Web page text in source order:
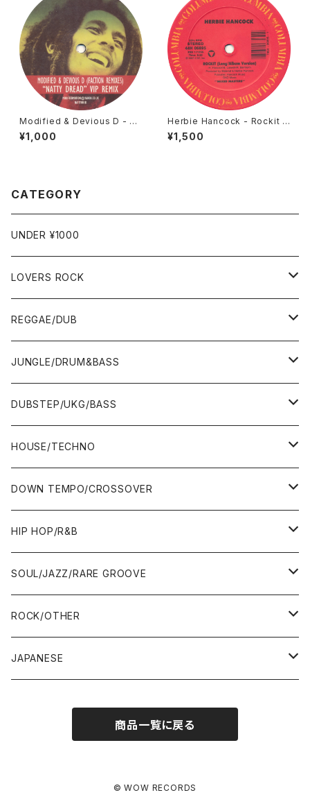
Modified & Devious D - Na
tty Dread (Faction Remixe
s) [Natty / 2007]
¥1,000
Herbie Hancock - Rockit /
Mega Mix [CBS / 1987]
¥1,500
CATEGORY
UNDER ¥1000
LOVERS ROCK
7"
12"
ALBUM&V.A.
REGGAE/DUB
7"
10"
12"
ALBUM&V.A.
JUNGLE/DRUM&BASS
7"
10"
12"
ALBUM&V.A.
DUBSTEP/UKG/BASS
12"
ALBUM&V.A.
HOUSE/TECHNO
7"
10"
12"
ALBUM&V.A.
DOWN TEMPO/CROSSOVER
7"
12"
ALBUM&V.A.
HIP HOP/R&B
7"
12"
ALBUM&V.A.
SOUL/JAZZ/RARE GROOVE
7"
10"
ROCK/OTHER
7"
JAPANESE
商品一覧に戻る
© WOW RECORDS